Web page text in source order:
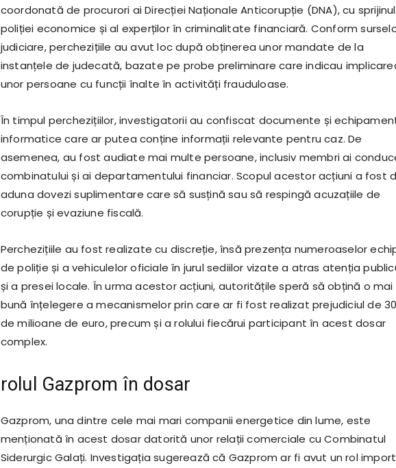
coordonată de procurori ai Direcției Naționale Anticorupție (DNA), cu sprijinul
poliției economice și al experților în criminalitate financiară. Conform
judiciare, perchezițiile au avut loc după obținerea unor mandate de la
instanțele de judecată, bazate pe probe preliminare care indicau
unor persoane cu funcții înalte în activități frauduloase.
În timpul perchezițiilor, investigatorii au confiscat documente și
informatice care ar putea conține informații relevante pentru caz. De
asemenea, au fost audiate mai multe persoane, inclusiv membri ai
combinatului și ai departamentului financiar. Scopul acestor acțiuni a fost
aduna dovezi suplimentare care să susțină sau să respingă acuzațiile de
corupție și evaziune fiscală.
Perchezițiile au fost realizate cu discreție, însă prezența numeroaselor
de poliție și a vehiculelor oficiale în jurul sediilor vizate a atras atenția
și a presei locale. În urma acestor acțiuni, autoritățile speră să obțină o mai
bună înțelegere a mecanismelor prin care ar fi fost realizat prejudiciul de
de milioane de euro, precum și a rolului fiecărui participant în acest dosar
complex.
rolul Gazprom în dosar
Gazprom, una dintre cele mai mari companii energetice din lume, este
menționată în acest dosar datorită unor relații comerciale cu Combinatul
Siderurgic Galați. Investigația sugerează că Gazprom ar fi avut un rol